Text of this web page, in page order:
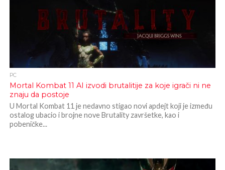
PC
Mortal Kombat 11 AI izvodi brutalitije za koje igrači ni ne
znaju da postoje
U Mortal Kombat 11 je nedavno stigao novi apdejt koji je između
ostalog ubacio i brojne nove Brutality završetke, kao i
pobeničke...